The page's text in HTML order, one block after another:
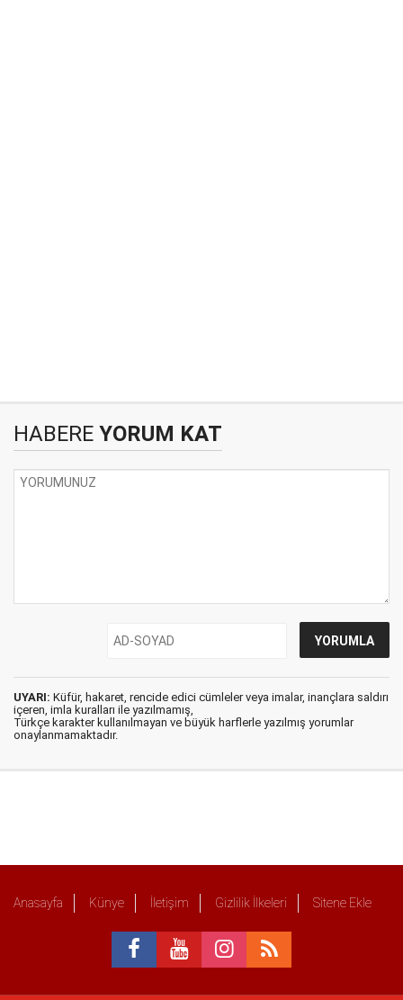
HABERE YORUM KAT
UYARI: Küfür, hakaret, rencide edici cümleler veya imalar, inançlara saldırı
içeren, imla kuralları ile yazılmamış,
Türkçe karakter kullanılmayan ve büyük harflerle yazılmış yorumlar
onaylanmamaktadır.
Anasayfa Künye İletişim Gizlilik İlkeleri Sitene Ekle